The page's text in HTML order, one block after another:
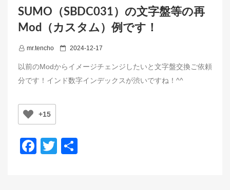
SUMO（SBDC031）の文字盤等の再
Mod（カスタム）例です！
mr.tencho
P
s
2024-12-17
以前のModからイメージチェンジしたいと文字盤交換ご依頼
分です！インド数字インデックスが渋いですね！^^
+15
F
T